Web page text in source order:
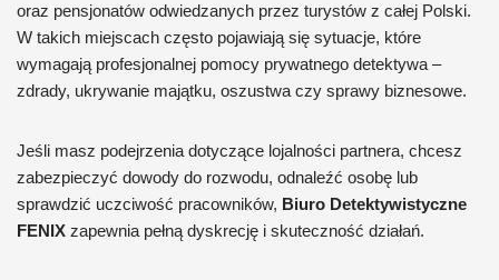
oraz pensjonatów odwiedzanych przez turystów z całej Polski.
W takich miejscach często pojawiają się sytuacje, które
wymagają profesjonalnej pomocy prywatnego detektywa –
zdrady, ukrywanie majątku, oszustwa czy sprawy biznesowe.
Jeśli masz podejrzenia dotyczące lojalności partnera, chcesz
zabezpieczyć dowody do rozwodu, odnaleźć osobę lub
sprawdzić uczciwość pracowników, Biuro Detektywistyczne
FENIX zapewnia pełną dyskrecję i skuteczność działań.